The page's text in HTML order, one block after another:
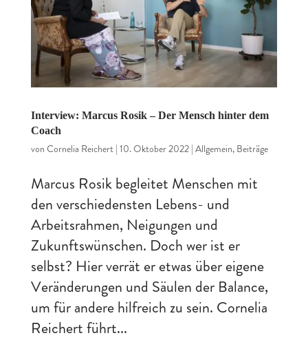
Interview: Marcus Rosik – Der Mensch hinter dem
Coach
von Cornelia Reichert| 10. Oktober 2022| Allgemein, Beiträge
Marcus Rosik begleitet Menschen mit
den verschiedensten Lebens- und
Arbeitsrahmen, Neigungen und
Zukunftswünschen. Doch wer ist er
selbst? Hier verrät er etwas über eigene
Veränderungen und Säulen der Balance,
um für andere hilfreich zu sein. Cornelia
Reichert führt...